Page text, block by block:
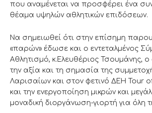
που αναμένεται να προσφέρει ένα
θέαμα υψηλών αθλητικών επιδόσεων.
Να σημειωθεί ότι στην επίσημη
«παρών» έδωσε και ο εντεταλμένος
Αθλητισμό, κ.Ελευθέριος Τσουμάνης, ο
την αξία και τη σημασία της
Λαρισαίων και στον φετινό ΔΕΗ Tour
και την ενεργοποίηση μικρών και
μοναδική διοργάνωση-γιορτή για όλη